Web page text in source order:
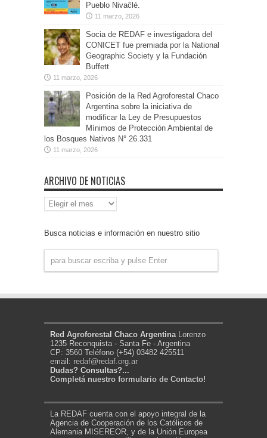
Pueblo Nivaĉlé.
11 marzo, 2026
Socia de REDAF e investigadora del
CONICET fue premiada por la National
Geographic Society y la Fundación
Buffett
11 marzo, 2026
Posición de la Red Agroforestal Chaco
Argentina sobre la iniciativa de
modificar la Ley de Presupuestos
Mínimos de Protección Ambiental de
los Bosques Nativos N° 26.331
11 marzo, 2026
ARCHIVO DE NOTICIAS
Archivo
de
Busca noticias e información en nuestro sitio
Red Agroforestal Chaco ArgentinaLorenzo
1235 Reconquista - Santa Fe - Argentina
CP: 3560 Teléfono (+54) 03482 425511
email: redaf@redaf.org.ar
Dudas? Consultas?...
Completá nuestro formulario de Contacto!
La REDAF cuenta con el apoyo integral de la
Agencia de Cooperación de los Católicos de
Alemania MISEREOR, y de la Unión Europea